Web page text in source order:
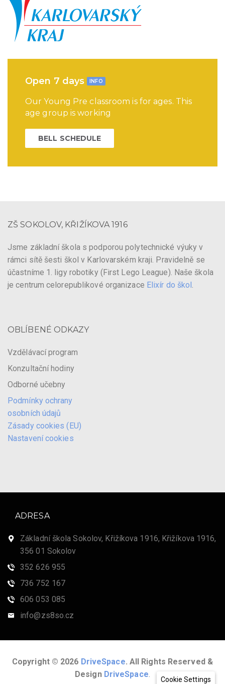
Open 7 days INFO
Our Young Pre classroom is for ages. This
age group is working
BELL SCHEDULE
ZŠ SOKOLOV, KŘIŽÍKOVA 1916
Jsme základní škola s podporou polytechnické výuky v
rámci sítě šesti škol v Karlovarském kraji. Pravidelně se
účastníme 1. ligy robotiky (First Lego League). Naše škola
je centrum celorepublikové organizace Elixír do škol.
OBLÍBENÉ ODKAZY
Vzdělávací program
Konzultační hodiny
Odborné učebny
Podmínky ochrany
osobních údajů
Zásady cookies (EU)
Nastavení cookies
ADRESA
Základní škola Sokolov, Křižíkova 1916, Křižíkova 1916,
356 01 Sokolov
352 626 955
736 752 167
606 053 085
info@zs8so.cz
Copyright © 2026 DriveSpace. All Rights Reserved &
Design DriveSpace
Cookie Settings